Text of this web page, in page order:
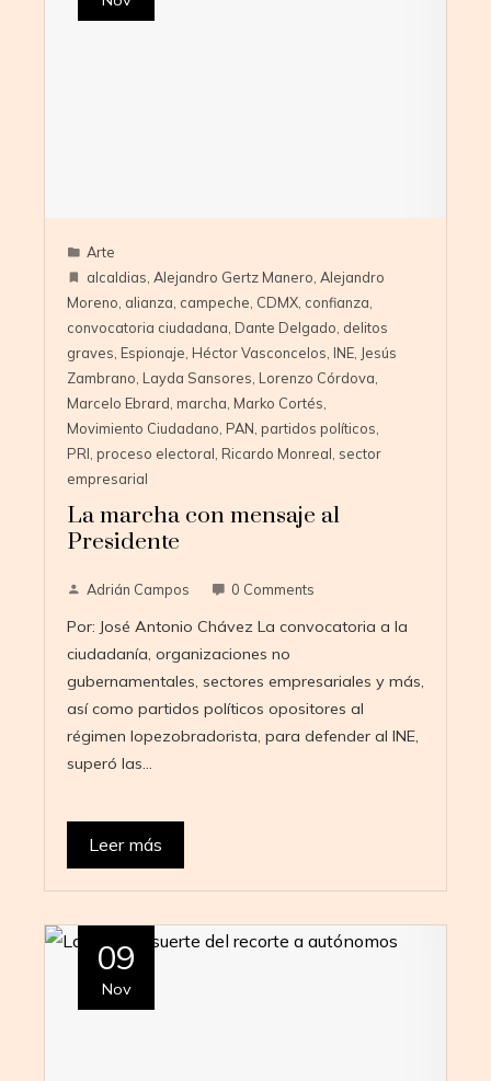
Arte
alcaldias Alejandro Gertz Manero Alejandro
Moreno alianza campeche CDMX confianza
convocatoria ciudadana Dante Delgado delitos
graves Espionaje Héctor Vasconcelos INE Jesús
Zambrano Layda Sansores Lorenzo Córdova
Marcelo Ebrard marcha Marko Cortés
Movimiento Ciudadano PAN partidos políticos
PRI proceso electoral Ricardo Monreal sector
empresarial
La marcha con mensaje al
Presidente
Adrián Campos 0 Comments
Por: José Antonio Chávez La convocatoria a la
ciudadanía, organizaciones no
gubernamentales, sectores empresariales y más,
así como partidos políticos opositores al
régimen lopezobradorista, para defender al INE,
superó las…
Leer más
09
Nov